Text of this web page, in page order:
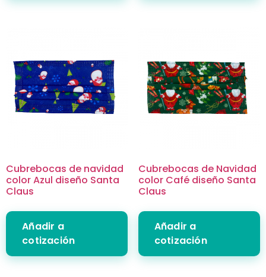
Cubrebocas de navidad
color Azul diseño Santa
Claus
Añadir a
cotización
Cubrebocas de Navidad
color Café diseño Santa
Claus
Añadir a
cotización